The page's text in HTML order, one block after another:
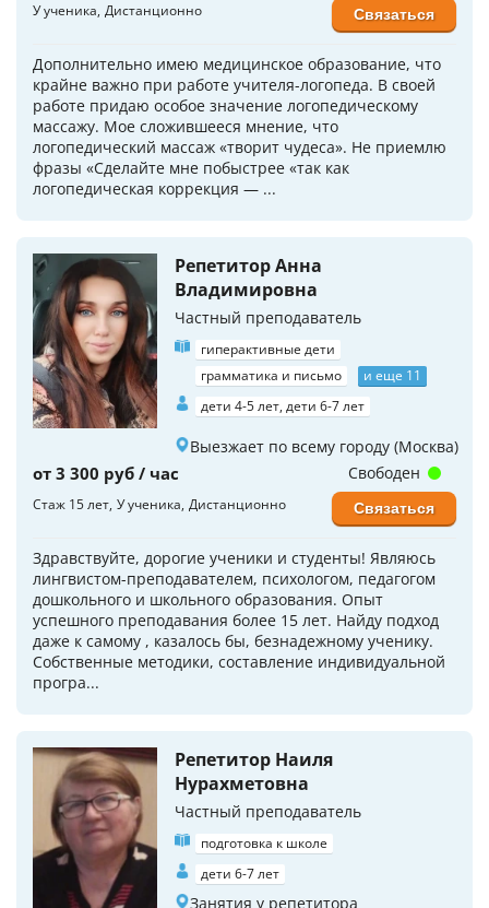
У ученика Дистанционно
Дополнительно имею медицинское образование, что
крайне важно при работе учителя-логопеда. В своей
работе придаю особое значение логопедическому
массажу. Мое сложившееся мнение, что
логопедический массаж «творит чудеса». Не приемлю
фразы «Сделайте мне побыстрее «так как
логопедическая коррекция — ...
Связаться
Репетитор Анна
Владимировна
Частный преподаватель
гиперактивные дети
грамматика и письмо
и еще 11
дети 4-5 лет, дети 6-7 лет
Выезжает по всему городу (Москва)
от 3 300 руб / час
Стаж 15 лет У ученика Дистанционно
Здравствуйте, дорогие ученики и студенты! Являюсь
лингвистом-преподавателем, психологом, педагогом
дошкольного и школьного образования. Опыт
успешного преподавания более 15 лет. Найду подход
даже к самому , казалось бы, безнадежному ученику.
Собственные методики, составление индивидуальной
програ...
Свободен
Связаться
Репетитор Наиля
Нурахметовна
Частный преподаватель
подготовка к школе
дети 6-7 лет
Занятия у репетитора